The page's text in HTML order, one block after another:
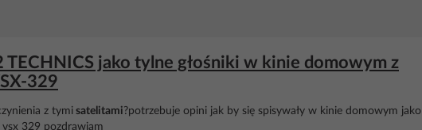
TECHNICS jako tylne głośniki w kinie domowym z
329
z tymi satelitami?potrzebuje opini jak by się spisywały w kinie domowym jako
329 pozdrawiam